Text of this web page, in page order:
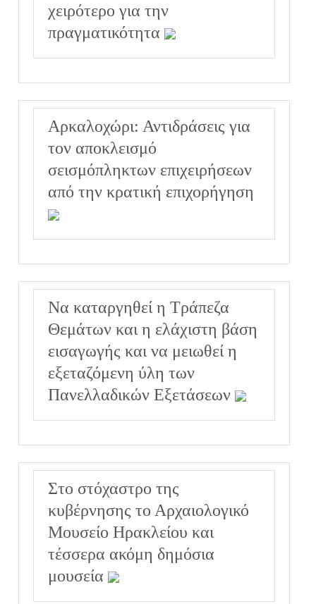
χειρότερο για την
πραγματικότητα
Αρκαλοχώρι: Αντιδράσεις για
τον αποκλεισμό
σεισμόπληκτων επιχειρήσεων
από την κρατική επιχορήγηση
Να καταργηθεί η Τράπεζα
Θεμάτων και η ελάχιστη βάση
εισαγωγής και να μειωθεί η
εξεταζόμενη ύλη των
Πανελλαδικών Εξετάσεων
Στο στόχαστρο της
κυβέρνησης το Αρχαιολογικό
Μουσείο Ηρακλείου και
τέσσερα ακόμη δημόσια
μουσεία